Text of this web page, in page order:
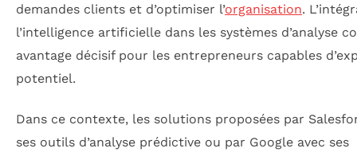
demandes clients et d’optimiser l’organisation.
l’intelligence artificielle dans les systèmes d’analyse
avantage décisif pour les entrepreneurs capables
potentiel.
Dans ce contexte, les solutions proposées par
ses outils d’analyse prédictive ou par Google avec ses